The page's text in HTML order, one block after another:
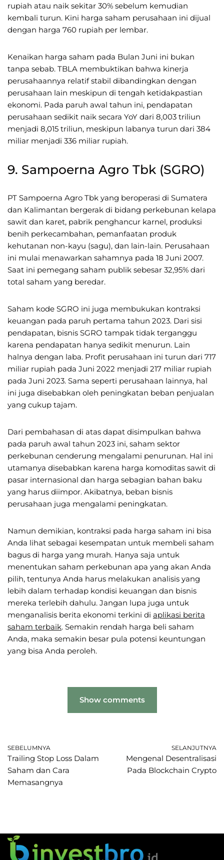
rupiah atau naik sekitar 30% sebelum kemudian
kembali turun. Kini harga saham perusahaan ini dijual
dengan harga 760 rupiah per lembar.
Kenaikan harga saham pada Bulan Juni ini bukan
tanpa sebab. TBLA membuktikan bahwa kinerja
perusahaannya relatif stabil dibandingkan dengan
perusahaan lain meskipun di tengah ketidakpastian
ekonomi. Pada paruh awal tahun ini, pendapatan
perusahaan sedikit naik secara YoY dari 8,003 triliun
menjadi 8,015 triliun, meskipun labanya turun dari 384
miliar menjadi 336 miliar rupiah.
9. Sampoerna Agro Tbk (SGRO)
PT Sampoerna Agro Tbk yang beroperasi di Sumatera
dan Kalimantan bergerak di bidang perkebunan kelapa
sawit dan karet, pabrik penghancur karnel, produksi
benih perkecambahan, pemanfaatan produk
kehutanan non-kayu (sagu), dan lain-lain. Perusahaan
ini mulai menawarkan sahamnya pada 18 Juni 2007.
Saat ini pemegang saham publik sebesar 32,95% dari
total saham yang beredar.
Saham kode SGRO ini juga membukukan kontraksi
keuangan pada paruh pertama tahun 2023. Dari sisi
pendapatan, bisnis SGRO tampak tidak terganggu
karena pendapatan hanya sedikit menurun. Lain
halnya dengan laba. Profit perusahaan ini turun dari 717
miliar rupiah pada Juni 2022 menjadi 217 miliar rupiah
pada Juni 2023. Sama seperti perusahaan lainnya, hal
ini juga disebabkan oleh peningkatan beban penjualan
yang cukup tajam.
Dari pembahasan di atas dapat disimpulkan bahwa
pada paruh awal tahun 2023 ini, saham sektor
perkebunan cenderung mengalami penurunan. Hal ini
utamanya disebabkan karena harga komoditas sawit di
pasar internasional dan harga sebagian bahan baku
yang harus diimpor. Akibatnya, beban bisnis
perusahaan juga mengalami peningkatan.
Namun demikian, kontraksi pada harga saham ini bisa
Anda lihat sebagai kesempatan untuk membeli saham
bagus di harga yang murah. Hanya saja untuk
menentukan saham perkebunan apa yang akan Anda
pilih, tentunya Anda harus melakukan analisis yang
lebih dalam terhadap kondisi keuangan dan bisnis
mereka terlebih dahulu. Jangan lupa juga untuk
menganalisis berita ekonomi terkini di aplikasi berita
saham terbaik. Semakin rendah harga beli saham
Anda, maka semakin besar pula potensi keuntungan
yang bisa Anda peroleh.
Show comments
SEBELUMNYA
Trailing Stop Loss Dalam
Saham dan Cara
Memasangnya
SELANJUTNYA
Mengenal Desentralisasi
Pada Blockchain Crypto